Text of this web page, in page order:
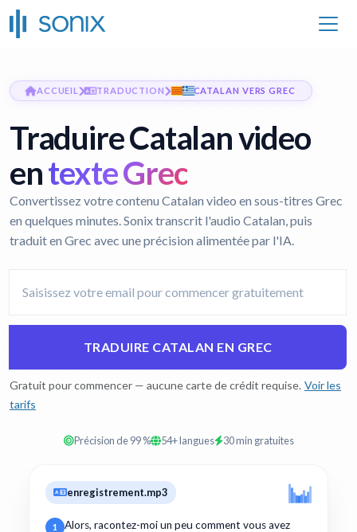
ACCUEIL TRADUCTION CATALAN VERS GREC
Traduire Catalan video
entexte Grec
Convertissez votre contenu Catalan video en sous-titres Grec
en quelques minutes. Sonix transcrit l'audio Catalan, puis
traduit en Grec avec une précision alimentée par l'IA.
TRADUIRE CATALAN EN GREC
Gratuit pour commencer — aucune carte de crédit requise. Voir les
tarifs
Précision de 99 % 54+ langues 30 min gratuites
enregistrement.mp3
1
Alors, racontez-moi un peu comment vous avez